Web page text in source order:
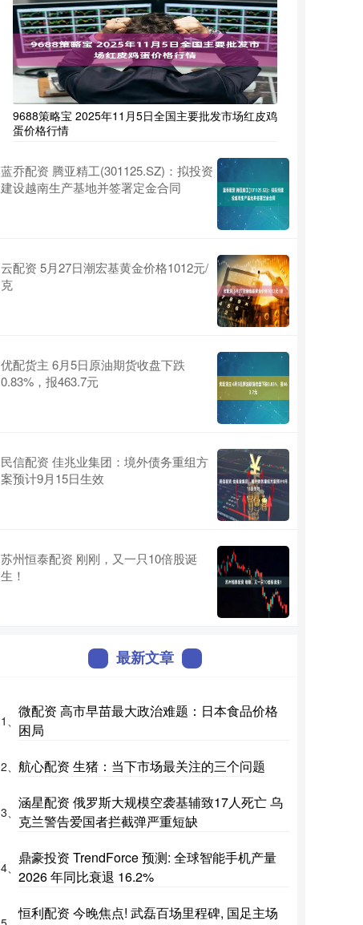
9688策略宝 2025年11月5日全国主要批发市场红皮鸡
蛋价格行情
蓝乔配资 腾亚精工(301125.SZ)：拟投资
建设越南生产基地并签署定金合同
云配资 5月27日潮宏基黄金价格1012元/
克
优配货主 6月5日原油期货收盘下跌
0.83%，报463.7元
民信配资 佳兆业集团：境外债务重组方
案预计9月15日生效
苏州恒泰配资 刚刚，又一只10倍股诞
生！
最新文章
1、
微配资 高市早苗最大政治难题：日本食品价格
困局
2、 航心配资 生猪：当下市场最关注的三个问题
3、
涵星配资 俄罗斯大规模空袭基辅致17人死亡 乌
克兰警告爱国者拦截弹严重短缺
4、
鼎豪投资 TrendForce 预测: 全球智能手机产量
2026 年同比衰退 16.2%
恒利配资 今晚焦点! 武磊百场里程碑, 国足主场